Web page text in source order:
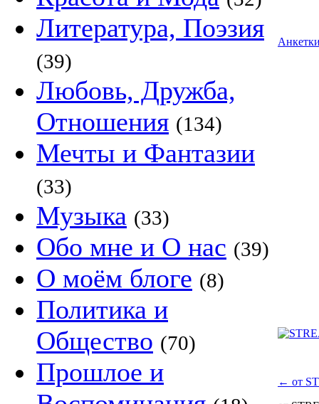
Литература, Поэзия
(39)
Любовь, Дружба,
Отношения (134)
Мечты и Фантазии
(33)
Музыка (33)
Обо мне и О нас (39)
О моём блоге (8)
Политика и
Общество (70)
Прошлое и
← от